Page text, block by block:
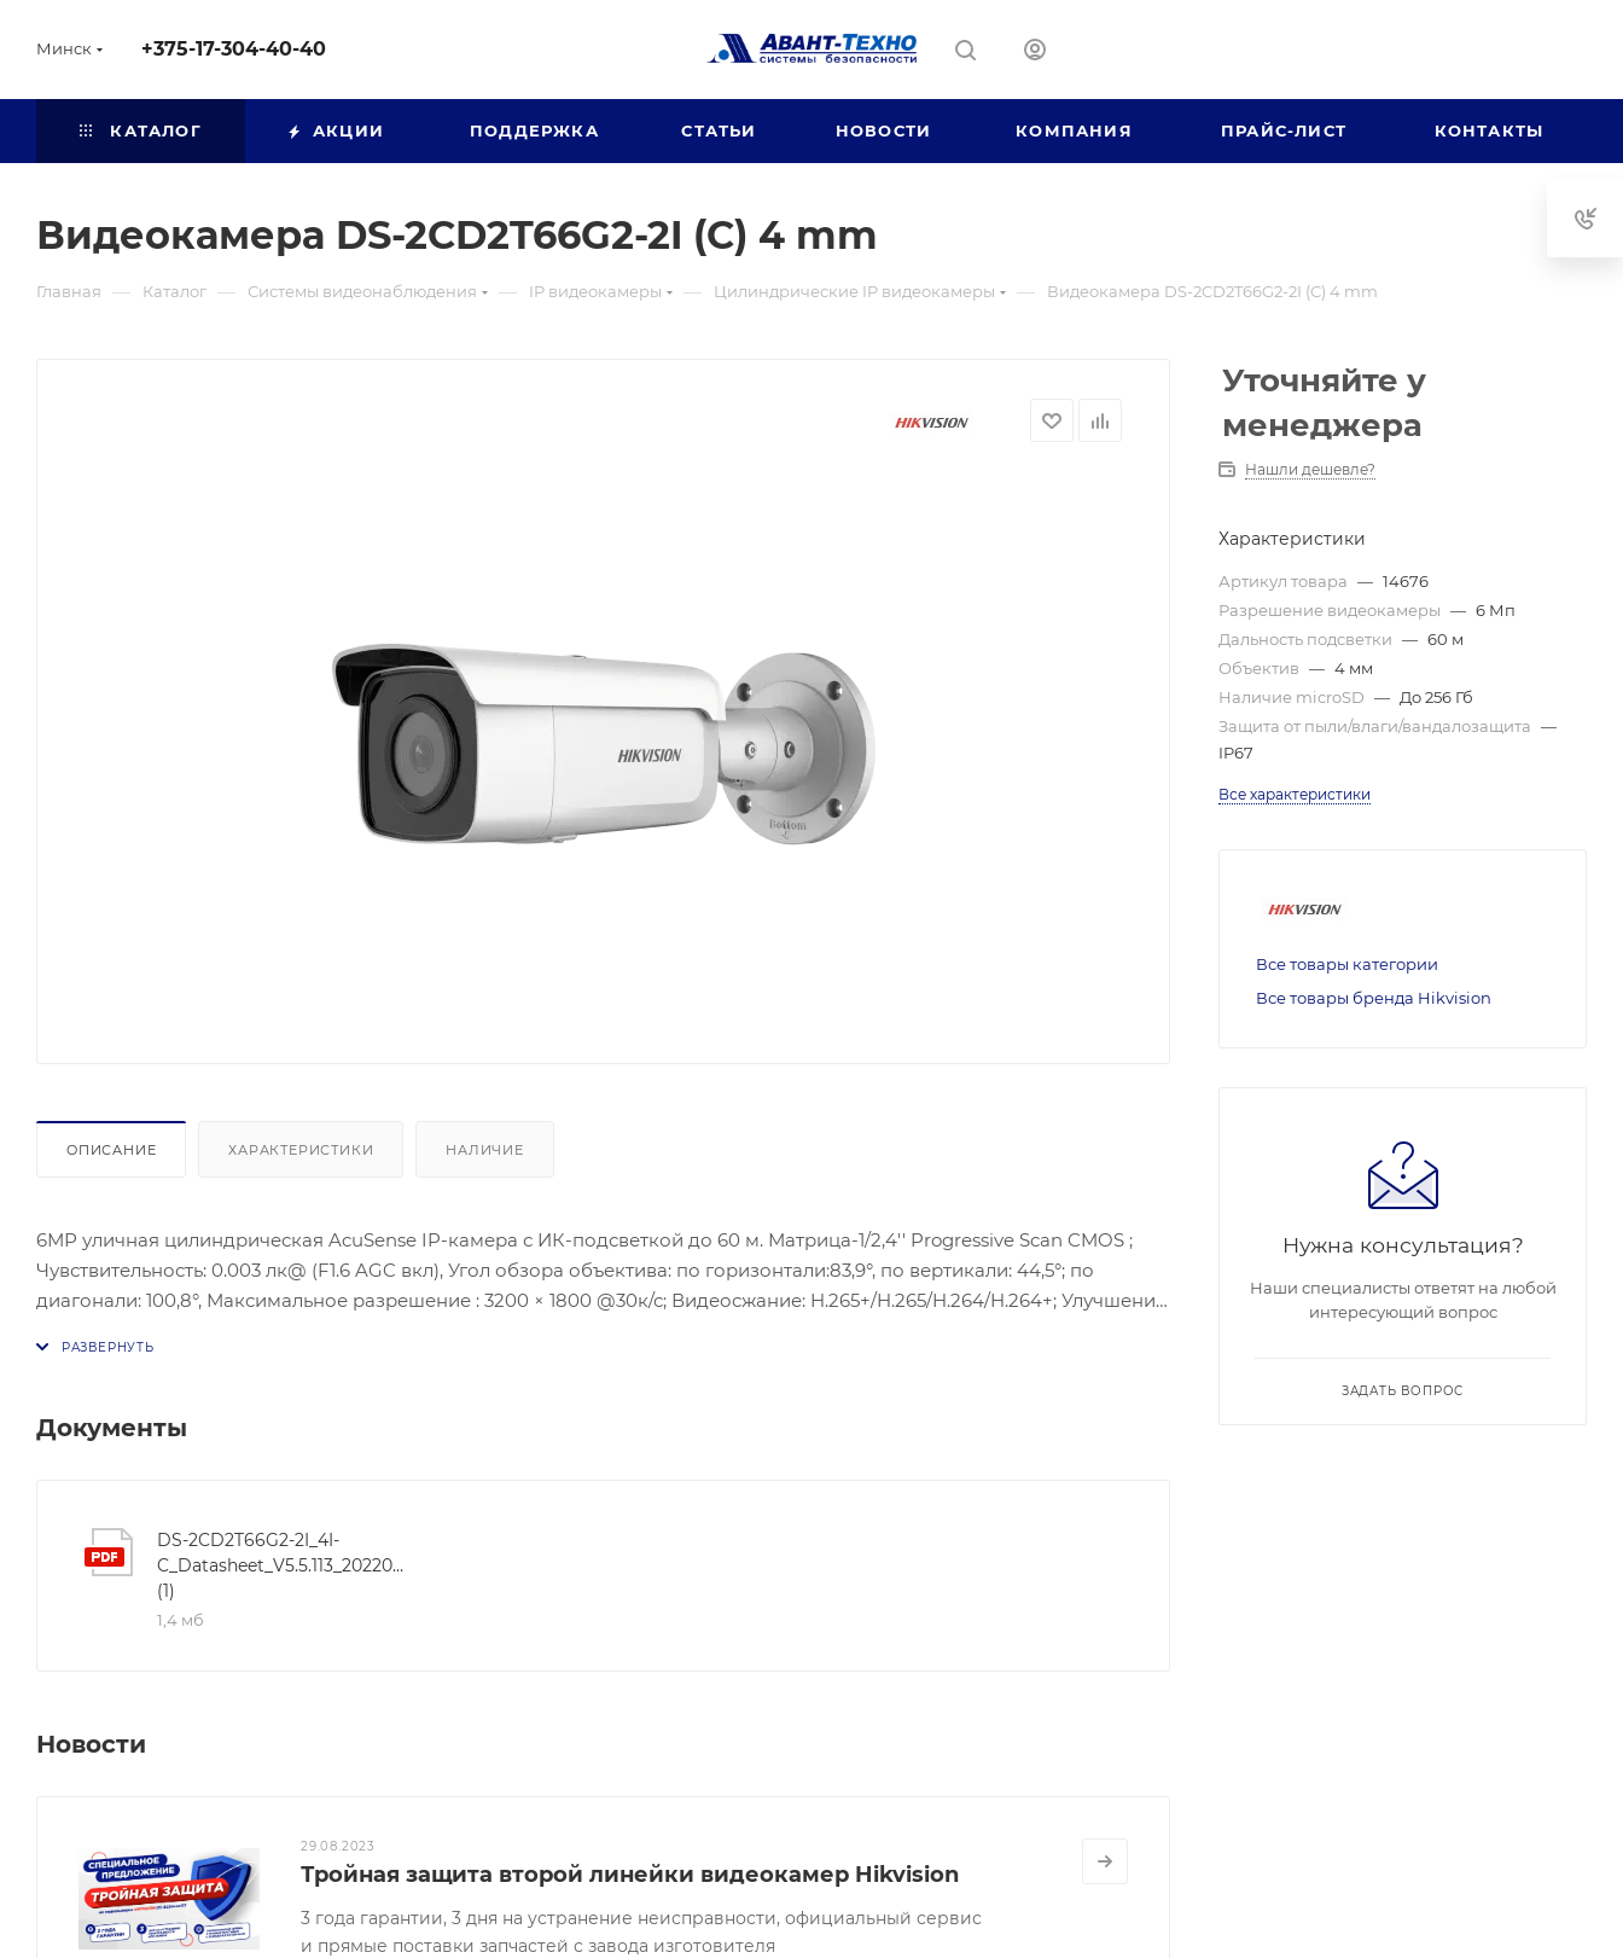
Минск +375-17-304-40-40
КАТАЛОГ АКЦИИ ПОДДЕРЖКА СТАТЬИ НОВОСТИ КОМПАНИЯ ПРАЙС-ЛИСТ КОНТАКТЫ
Видеокамера DS-2CD2T66G2-2I (C) 4 mm
Главная — Каталог — Системы видеонаблюдения — IP видеокамеры — Цилиндрические IP видеокамеры — Видеокамера DS-2CD2T66G2-2I (C) 4 mm
ОПИСАНИЕ ХАРАКТЕРИСТИКИ НАЛИЧИЕ
6МР уличная цилиндрическая AcuSense IP-камера с ИК-подсветкой до 60 м. Матрица-1/2,4'' Progressive Scan CMOS ;
Чувствительность: 0.003 лк@ (F1.6 AGC вкл), Угол обзора объектива: по горизонтали:83,9°, по вертикали: 44,5°; по
диагонали: 100,8°, Максимальное разрешение : 3200 × 1800 @30к/с; Видеосжание: H.265+/H.265/H.264/H.264+; Улучшение
Документы
DS-2CD2T66G2-2I_4I-
C_Datasheet_V5.5.113_20220609
(1)
1,4 мб
Новости
29.08.2023
Тройная защита второй линейки видеокамер Hikvision
3 года гарантии, 3 дня на устранение неисправности, официальный сервис
и прямые поставки запчастей с завода изготовителя
Уточняйте у
менеджера
Нашли дешевле?
Характеристики
Артикул товара — 14676
Разрешение видеокамеры — 6 Мп
Дальность подсветки — 60 м
Объектив — 4 мм
Наличие microSD — До 256 Гб
Защита от пыли/влаги/вандалозащита —
IP67
Все характеристики
Все товары категории
Все товары бренда Hikvision
Нужна консультация?
Наши специалисты ответят на любой
интересующий вопрос
ЗАДАТЬ ВОПРОС